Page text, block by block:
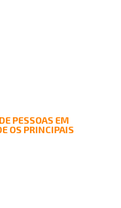
PESSOAS EM
OS PRINCIPAIS